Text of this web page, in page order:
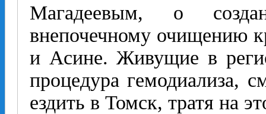
Магадеевым, о
внепочечному очищению
и Асине. Живущие в
процедура гемодиализа,
ездить в Томск, тратя на